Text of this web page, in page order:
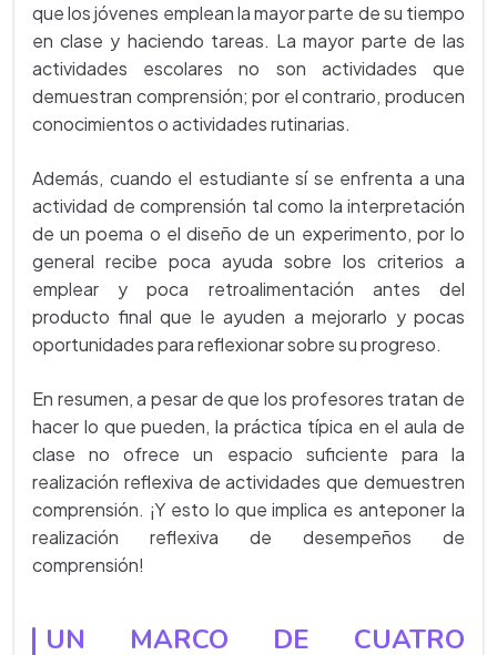
que los jóvenes emplean la mayor parte de su tiempo
en clase y haciendo tareas. La mayor parte de las
actividades escolares no son actividades que
demuestran comprensión; por el contrario, producen
conocimientos o actividades rutinarias.
Además, cuando el estudiante sí se enfrenta a una
actividad de comprensión tal como la interpretación
de un poema o el diseño de un experimento, por lo
general recibe poca ayuda sobre los criterios a
emplear y poca retroalimentación antes del
producto final que le ayuden a mejorarlo y pocas
oportunidades para reflexionar sobre su progreso.
En resumen, a pesar de que los profesores tratan de
hacer lo que pueden, la práctica típica en el aula de
clase no ofrece un espacio suficiente para la
realización reflexiva de actividades que demuestren
comprensión. ¡Y esto lo que implica es anteponer la
realización reflexiva de desempeños de
comprensión!
UN MARCO DE CUATRO